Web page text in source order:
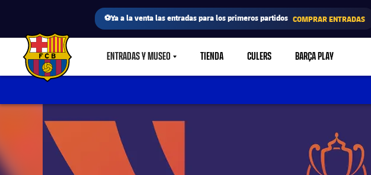
⚽Ya a la venta las entradas para los primeros partidos COMPRAR ENTRADAS
FC Barcelona club badge ENTRADAS Y MUSEOLABEL.SHARE.CARETDOWN
TIENDA CULERS BARÇA PLAY